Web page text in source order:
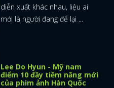
diễn xuất khác nhau, liệu ai
mới là người đang để lại ...
Lee Do Hyun - Mỹ nam
điểm 10 đầy tiềm năng mới
của phim ảnh Hàn Quốc